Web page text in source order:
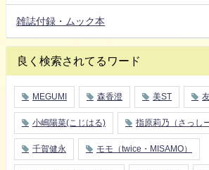
雑誌付録・ムック本
良く検索されてるワード
MEGUMI 森香澄 美ST
小嶋陽菜(こじはる) 指原莉乃（さっし
千賀健永 モモ（twice・MISAMO）